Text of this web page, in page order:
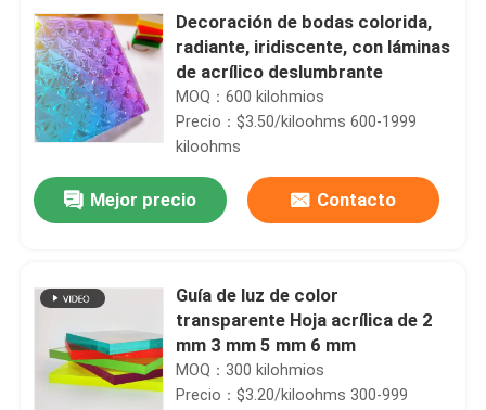
Decoración de bodas colorida,
radiante, iridiscente, con láminas
de acrílico deslumbrante
MOQ：600 kilohmios
Precio：$3.50/kiloohms 600-1999
kiloohms
Mejor precio Contacto
Guía de luz de color
transparente Hoja acrílica de 2
mm 3 mm 5 mm 6 mm
MOQ：300 kilohmios
Precio：$3.20/kiloohms 300-999